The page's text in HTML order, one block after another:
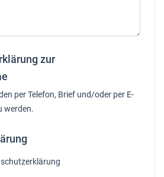
zur
per Telefon, Brief und/oder per E-
werden.